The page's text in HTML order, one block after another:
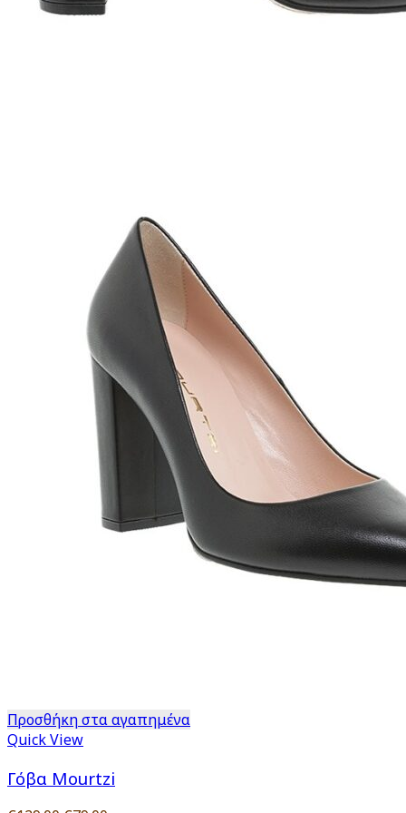
Προσθήκη στα αγαπημένα
Quick View
Γόβα Mourtzi